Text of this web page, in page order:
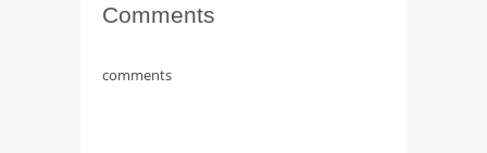
Comments
comments